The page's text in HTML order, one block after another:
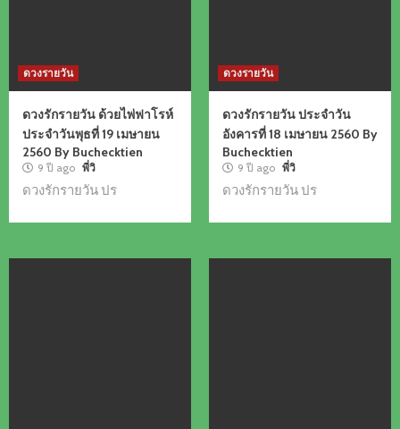
ดวงรายวัน
ดวงรักรายวัน ด้วยไพ่ฟาโรห์
ประจำวันพุธที่ 19 เมษายน
2560 By Buchecktien
9 ปี ago พี่วิ
ดวงรักรายวัน ปร
ดวงรายวัน
ดวงรักรายวัน ประจำวัน
อังคารที่ 18 เมษายน 2560 By
Buchecktien
9 ปี ago พี่วิ
ดวงรักรายวัน ปร